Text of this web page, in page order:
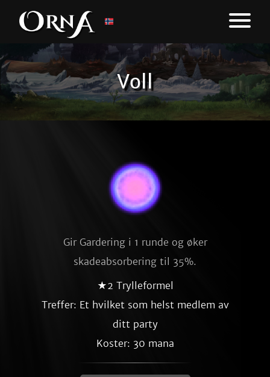
Voll
Gir Gardering i 1 runde og øker
skadeabsorbering til 35%.
★2 Trylleformel
Treffer: Et hvilket som helst medlem av
ditt party
Koster: 30 mana